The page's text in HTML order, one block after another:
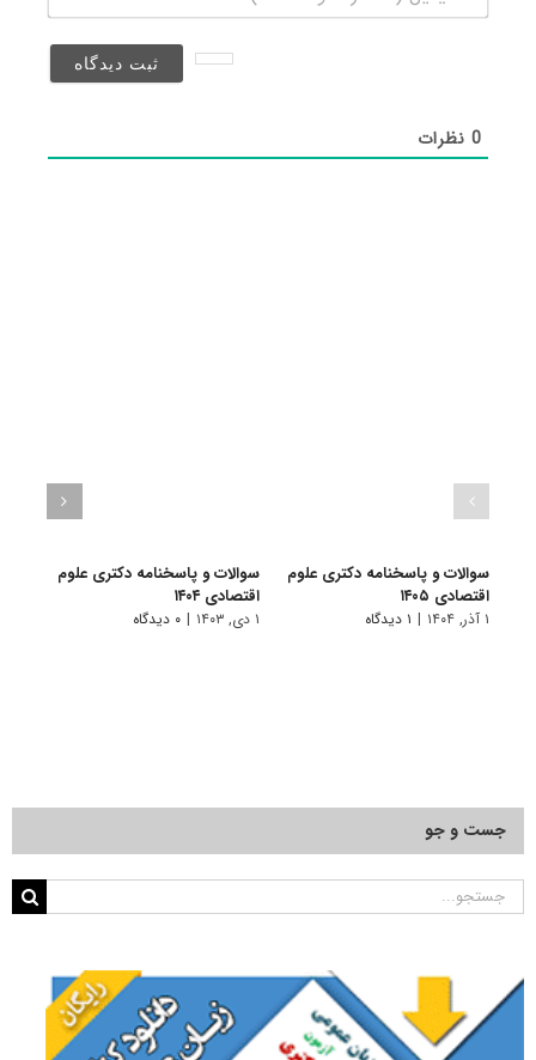
(منتشر
0نظرات
سوالات و پاسخنامه دکتری علوم
اقتصادی ۱۴۰۵
۱ آذر, ۱۴۰۴ | ۱ دیدگاه
سوالات و پاسخنامه دکتری علوم
اقتصادی ۱۴۰۴
۱ دی, ۱۴۰۳ | ۰ دیدگاه
جست و جو
جستجو